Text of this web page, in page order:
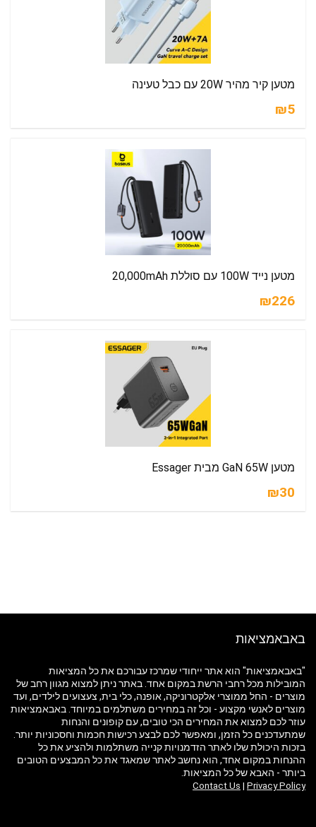
מטען קיר מהיר 20W עם כבל טעינה
₪5
מטען נייד 100W עם סוללת 20,000mAh
₪226
מטען GaN 65W מבית Essager
₪30
באבאמציאות
"באבאמציאות" הוא אתר ייחודי שמרכז עבורכם את כל המציאות
המובילות מכל רחבי הרשת במקום אחד. באתר ניתן למצוא מגוון רחב של
מוצרים - החל ממוצרי אלקטרוניקה, אופנה, כלי בית, צעצועים לילדים, ועד
מוצרים לאנשי מקצוע - וכל זה במחירים משתלמים במיוחד. באבאמציאות
עוזר לכם למצוא את המחירים הכי טובים, עם קופונים והנחות
שמתעדכנים כל הזמן, ומאפשר לכם לבצע רכישות חכמות וחסכוניות יותר.
בזכות היכולת שלו לאתר הזדמנויות קנייה משתלמות ולהציע את כל
ההנחות במקום אחד, הוא נחשב לאתר שמאגד את כל המבצעים הטובים
ביותר - האבא של כל המציאות.
Contact Us | Privacy Policy